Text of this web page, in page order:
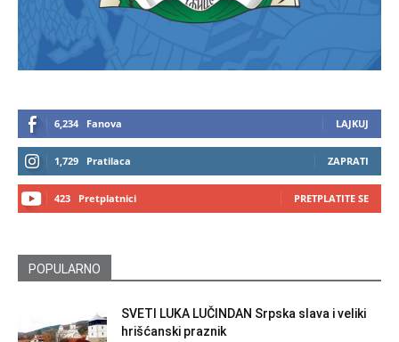
6,234 Fanova LAJKUJ
1,729 Pratilaca ZAPRATI
423 Pretplatnici PRETPLATITE SE
POPULARNO
SVETI LUKA LUČINDAN Srpska slava i veliki
hrišćanski praznik